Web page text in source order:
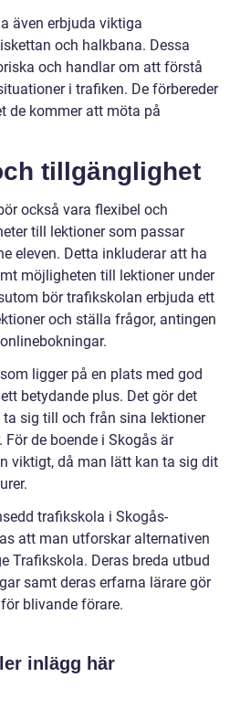
även erbjuda viktiga
och halkbana. Dessa
och handlar om att förstå
i trafiken. De förbereder
de kommer att möta på
tillgänglighet
också vara flexibel och
till lektioner som passar
eleven. Detta inkluderar att ha
möjligheten till lektioner under
bör trafikskolan erbjuda ett
och ställa frågor, antingen
ligger på en plats med god
betydande plus. Det gör det
sig till och från sina lektioner
de boende i Skogås är
viktigt, då man lätt kan ta sig dit
trafikskola i Skogås-
att man utforskar alternativen
Trafikskola. Deras breda utbud
samt deras erfarna lärare gör
blivande förare.
inlägg här